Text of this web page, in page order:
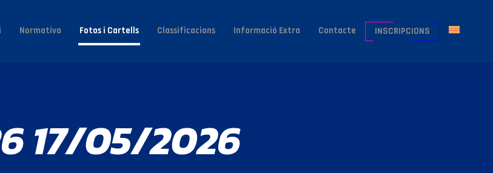
Normativa Fotos i Cartells Classificacions Informació Extra Contacte INSCRIPCIONS
17/05/2026